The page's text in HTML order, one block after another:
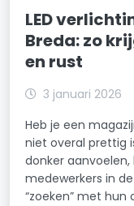
LED
Breda: zo
en rust
3 januari 2026
Heb je een
niet overal prettig
donker
medewerkers in
“zoeken” met hun